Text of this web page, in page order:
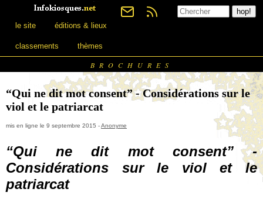
le site éditions & lieux
classements thèmes
BROCHURES
“Qui ne dit mot consent” - Considérations sur le
viol et le patriarcat
mis en ligne le 9 septembre 2015 -Anonyme
“Qui ne dit mot consent” -
Considérations sur le viol et le
patriarcat